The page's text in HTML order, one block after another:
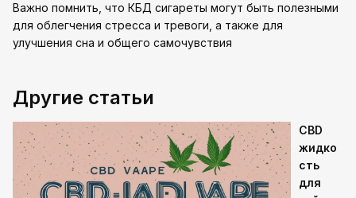
Важно помнить, что КБД сигареты могут быть полезными
для облегчения стресса и тревоги, а также для
улучшения сна и общего самочувствия
Другие статьи
CBD
жидко
сть
для